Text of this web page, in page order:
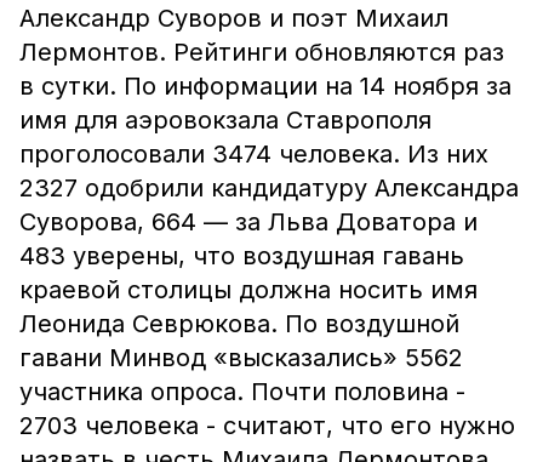
Александр Суворов и поэт Михаил
Лермонтов. Рейтинги обновляются раз
в сутки. По информации на 14 ноября за
имя для аэровокзала Ставрополя
проголосовали 3474 человека. Из них
2327 одобрили кандидатуру Александра
Суворова, 664 — за Льва Доватора и
483 уверены, что воздушная гавань
краевой столицы должна носить имя
Леонида Севрюкова. По воздушной
гавани Минвод «высказались» 5562
участника опроса. Почти половина -
2703 человека - считают, что его нужно